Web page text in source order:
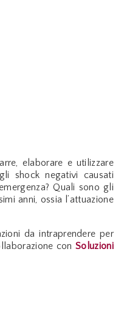
elaborare e utilizzare
shock negativi causati
Quali sono gli
anni, ossia l’attuazione
da intraprendere per
conSoluzioni